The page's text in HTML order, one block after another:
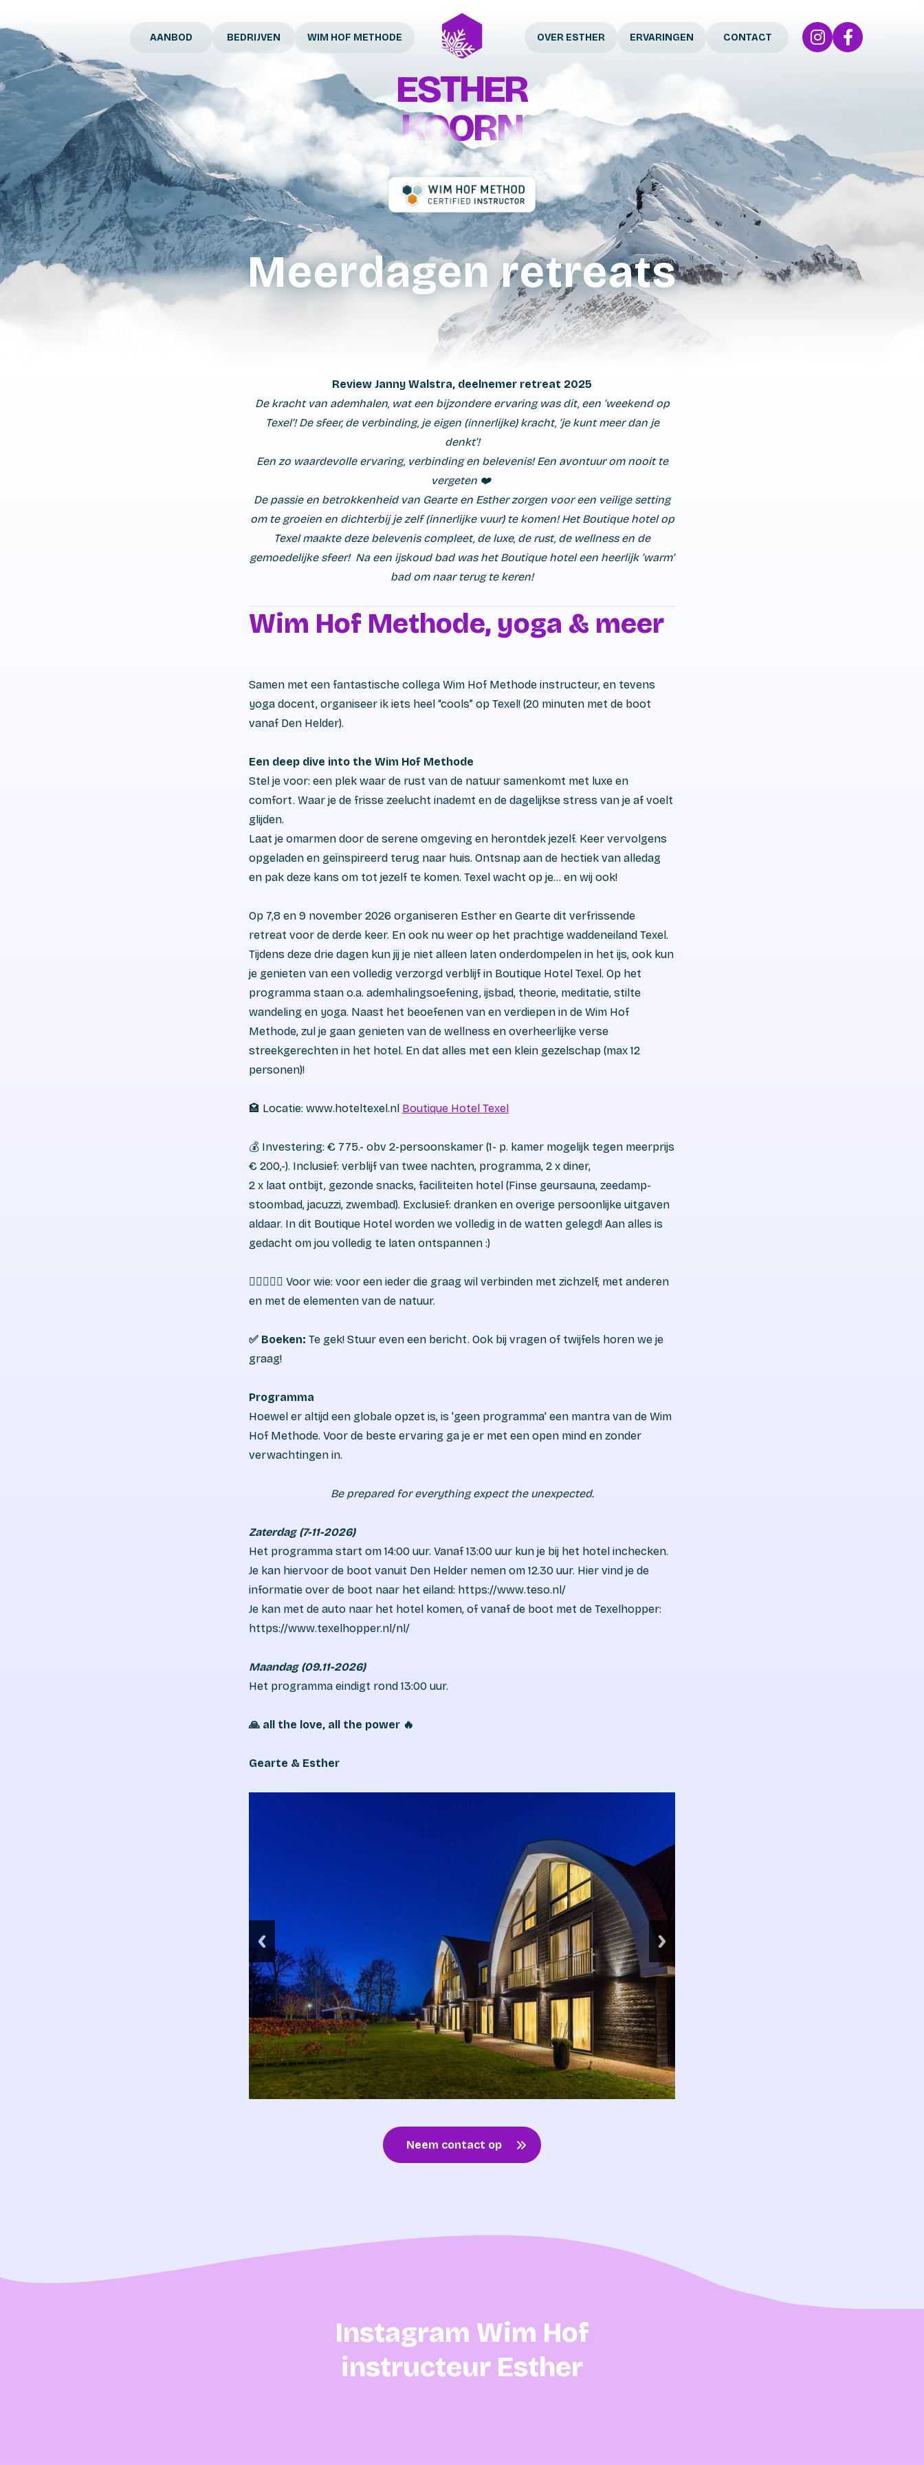
AANBOD BEDRIJVEN WIM HOF METHODE OVER ESTHER ERVARINGEN CONTACT
ESTHER
KOORN
Meerdagen retreats
Review Janny Walstra, deelnemer retreat 2025
De kracht van ademhalen, wat een bijzondere ervaring was dit, een ‘weekend op
Texel’! De sfeer, de verbinding, je eigen (innerlijke) kracht, ‘je kunt meer dan je
denkt’!
Een zo waardevolle ervaring, verbinding en belevenis! Een avontuur om nooit te
vergeten ❤️
De passie en betrokkenheid van Gearte en Esther zorgen voor een veilige setting
om te groeien en dichterbij je zelf (innerlijke vuur) te komen! Het Boutique hotel op
Texel maakte deze belevenis compleet, de luxe, de rust, de wellness en de
gemoedelijke sfeer! Na een ijskoud bad was het Boutique hotel een heerlijk ‘warm’
bad om naar terug te keren!
Wim Hof Methode, yoga & meer
Samen met een fantastische collega Wim Hof Methode instructeur, en tevens
yoga docent, organiseer ik iets heel “cools” op Texel! (20 minuten met de boot
vanaf Den Helder).
Een deep dive into the Wim Hof Methode
Stel je voor: een plek waar de rust van de natuur samenkomt met luxe en
comfort. Waar je de frisse zeelucht inademt en de dagelijkse stress van je af voelt
glijden.
Laat je omarmen door de serene omgeving en herontdek jezelf. Keer vervolgens
opgeladen en geïnspireerd terug naar huis. Ontsnap aan de hectiek van alledag
en pak deze kans om tot jezelf te komen. Texel wacht op je… en wij ook!
Op 7,8 en 9 november 2026 organiseren Esther en Gearte dit verfrissende
retreat voor de derde keer. En ook nu weer op het prachtige waddeneiland Texel.
Tijdens deze drie dagen kun jij je niet alleen laten onderdompelen in het ijs, ook kun
je genieten van een volledig verzorgd verblijf in Boutique Hotel Texel. Op het
programma staan o.a. ademhalingsoefening, ijsbad, theorie, meditatie, stilte
wandeling en yoga. Naast het beoefenen van en verdiepen in de Wim Hof
Methode, zul je gaan genieten van de wellness en overheerlijke verse
streekgerechten in het hotel. En dat alles met een klein gezelschap (max 12
personen)!
🏩 Locatie: www.hoteltexel.nl Boutique Hotel Texel
💰 Investering: € 775.- obv 2-persoonskamer (1- p. kamer mogelijk tegen meerprijs
€ 200,-). Inclusief: verblijf van twee nachten, programma, 2 x diner,
2 x laat ontbijt, gezonde snacks, faciliteiten hotel (Finse geursauna, zeedamp-
stoombad, jacuzzi, zwembad). Exclusief: dranken en overige persoonlijke uitgaven
aldaar. In dit Boutique Hotel worden we volledig in de watten gelegd! Aan alles is
gedacht om jou volledig te laten ontspannen :)
🙆‍♀️🙆🏽‍♂️ Voor wie: voor een ieder die graag wil verbinden met zichzelf, met anderen
en met de elementen van de natuur.
✅ Boeken: Te gek! Stuur even een bericht. Ook bij vragen of twijfels horen we je
graag!
Programma
Hoewel er altijd een globale opzet is, is 'geen programma' een mantra van de Wim
Hof Methode. Voor de beste ervaring ga je er met een open mind en zonder
verwachtingen in.
Be prepared for everything expect the unexpected.
Zaterdag (7-11-2026)
Het programma start om 14:00 uur. Vanaf 13:00 uur kun je bij het hotel inchecken.
Je kan hiervoor de boot vanuit Den Helder nemen om 12.30 uur. Hier vind je de
informatie over de boot naar het eiland: https://www.teso.nl/
Je kan met de auto naar het hotel komen, of vanaf de boot met de Texelhopper:
https://www.texelhopper.nl/nl/
Maandag (09.11-2026)
Het programma eindigt rond 13:00 uur.
🙏 all the love, all the power 🔥
Gearte & Esther
Neem contact op
Instagram Wim Hof
instructeur Esther